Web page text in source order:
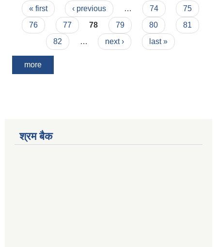
Pages
« first ‹ previous … 74
75
76
77 78 79 80
81
82
… next › last »
more
श्रम बैक